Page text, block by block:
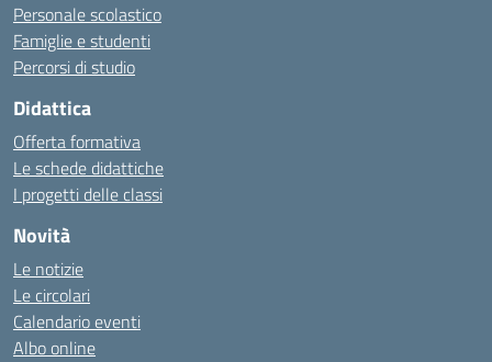
Personale scolastico
Famiglie e studenti
Percorsi di studio
Didattica
Offerta formativa
Le schede didattiche
I progetti delle classi
Novità
Le notizie
Le circolari
Calendario eventi
Albo online